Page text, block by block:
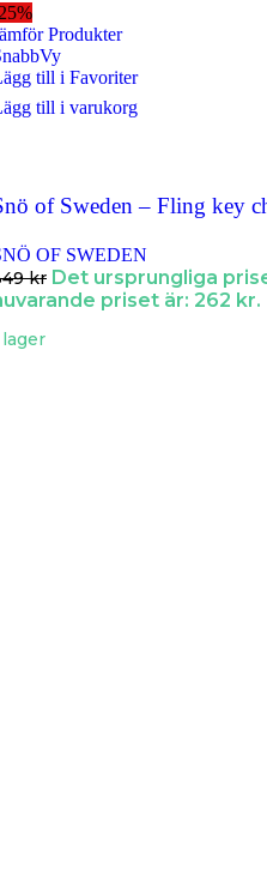
Produkter
till i Favoriter
till i varukorg
of Sweden – Fling key
OF SWEDEN
kr Det ursprungliga
priset är: 262 kr.